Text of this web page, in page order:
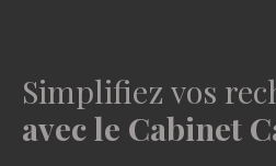
Simplifiez vos
avec le Cabinet